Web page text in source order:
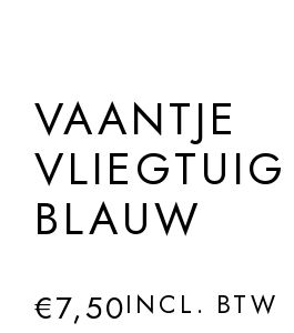
VAANTJE
VLIEGTUIG
BLAUW
€7,50INCL. BTW